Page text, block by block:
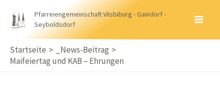
Inhalt
Pfarreiengemeinschaft Vilsbiburg - Gaindorf -
Seyboldsdorf
Startseite
_News-Beitrag
Maifeiertag und KAB – Ehrungen